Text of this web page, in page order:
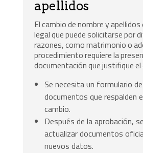
apellidos
El cambio de nombre y
legal que puede solicitarse por
razones, como matrimonio o
procedimiento requiere la
documentación que justifique el
Se necesita un formulario
documentos que respalden
cambio.
Después de la aprobación,
actualizar documentos
nuevos datos.